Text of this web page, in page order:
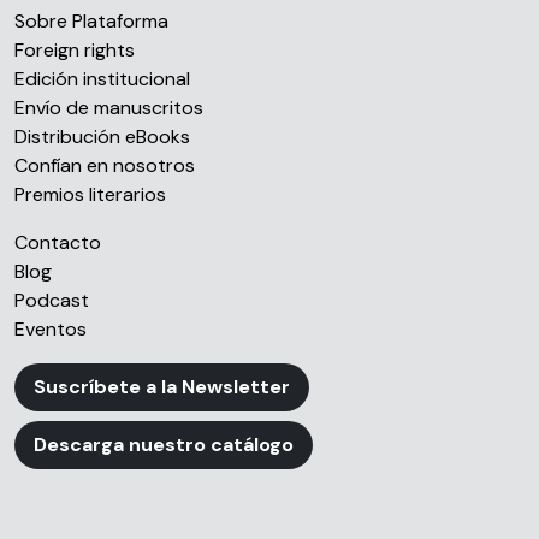
nuestros partners de redes sociales, publicidad y análisis
web, quienes pueden combinarla con otra información
que les haya proporcionado o que hayan recopilado a
partir del uso que haya hecho de sus servicios.
Sobre Plataforma
Foreign rights
Edición institucional
Envío de manuscritos
Distribución eBooks
Confían en nosotros
Premios literarios
Contacto
Blog
Podcast
Eventos
Suscríbete a la Newsletter
Descarga nuestro catálogo